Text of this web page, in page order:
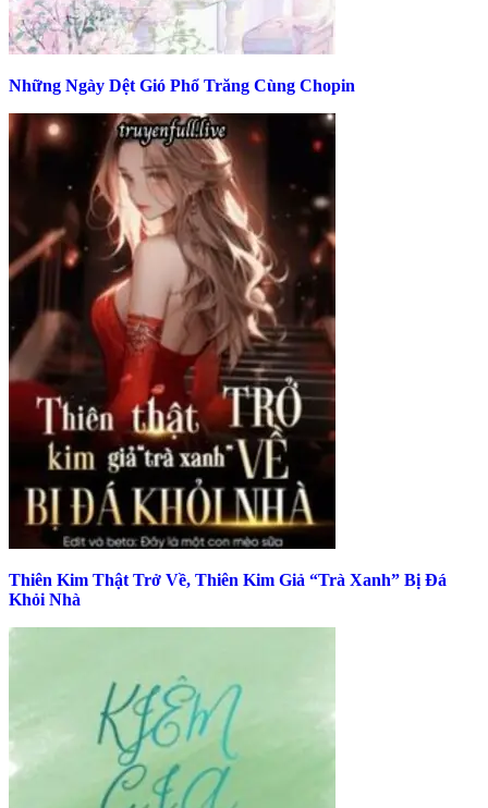
Những Ngày Dệt Gió Phổ Trăng Cùng Chopin
Thiên Kim Thật Trở Về, Thiên Kim Giả “Trà Xanh” Bị Đá
Khỏi Nhà